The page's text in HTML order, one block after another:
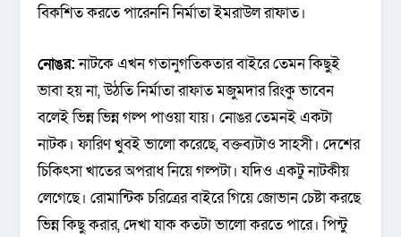
বিকশিত করতে পারেননি নির্মাতা ইমরাউল রাফাত।
নোঙর:নাটকে এখন গতানুগতিকতার বাইরে তেমন কিছুই
ভাবা হয় না, উঠতি নির্মাতা রাফাত মজুমদার রিংকু ভাবেন
বলেই ভিন্ন ভিন্ন গল্প পাওয়া যায়। নোঙর তেমনই একটা
নাটক। ফারিণ খুবই ভালো করেছে, বক্তব্যটাও সাহসী। দেশের
চিকিৎসা খাতের অপরাধ নিয়ে গল্পটা। যদিও একটু নাটকীয়
লেগেছে। রোমান্টিক চরিত্রের বাইরে গিয়ে জোভান চেষ্টা করছে
ভিন্ন কিছু করার, দেখা যাক কতটা ভালো করতে পারে। পিন্টু